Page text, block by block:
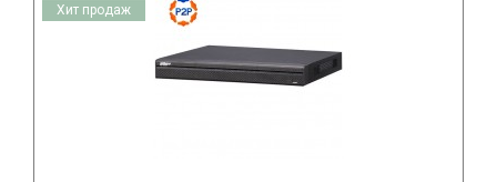
Хит продаж